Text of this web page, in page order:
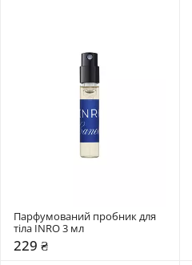
Парфумований пробник для
тіла INRO 3 мл
229 ₴